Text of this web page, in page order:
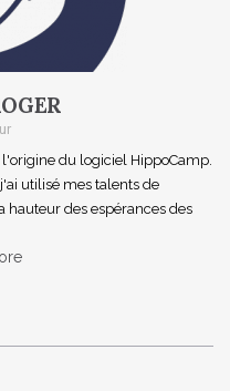
du logiciel HippoCamp.
utilisé mes talents de
des espérances des